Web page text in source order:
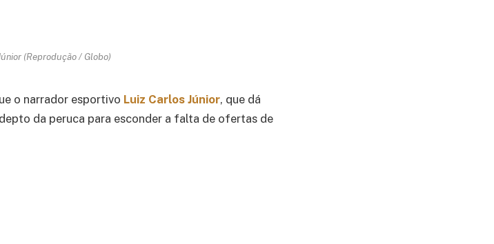
(Reprodução / Globo)
o narrador esportivo Luiz Carlos Júnior, que dá
da peruca para esconder a falta de ofertas de